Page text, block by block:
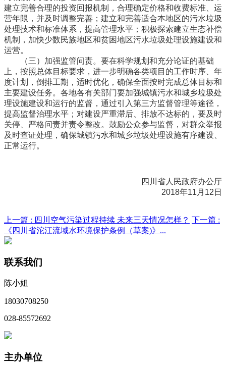
建立完善合理的投资回报机制，合理确定价格和收费标准、运
营年限，并及时调整完善；建立和完善适合本地区的污水垃圾
处理技术和标准体系，提高管理水平；积极探索建立生态补偿
机制，加快少数民族地区和贫困地区污水垃圾处理设施建设和
运营。
（三）加强监管问责。要在科学规划和充分论证的基础
上，按照总体目标要求，进一步明确各类项目的工作时序、年
度计划，倒排工期，适时优化，确保全面按时完成总体目标和
主要建设任务。各地各有关部门要加强城镇污水和城乡垃圾处
理设施建设和运行的监督，通过引入第三方监督管理等途径，
提高监督治理水平；对建设严重滞后、排放不达标的，要及时
关停、严格问责并责令整改。鼓励公众参与监督，对群众举报
及时查证处理，确保城镇污水和城乡垃圾处理设施有序建设、
正常运行。
四川省人民政府办公厅
2018年11月12日
上一篇 : 四川空气污染过程持续 未来三天情况怎样？ 下一篇 :
《四川省沱江流域水环境保护条例（草案)》...
联系我们
陈小姐
18030708250
028-85572692
主办单位